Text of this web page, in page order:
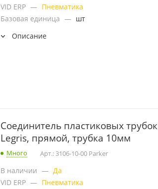
VID ERP — Пневматика
Базовая единица — шт
Описание
Соединитель пластиковых трубок
Legris, прямой, трубка 10мм
Много Арт.: 3106-10-00 Parker
В наличии — Да
VID ERP — Пневматика